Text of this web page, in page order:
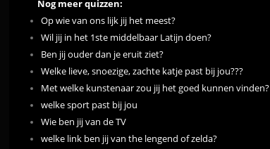
Nog meer quizzen:
Op wie van ons lijk jij het meest?
Wil jij in het 1ste middelbaar Latijn doen?
Ben jij ouder dan je eruit ziet?
Welke lieve, snoezige, zachte katje past bij jou???
Met welke kunstenaar zou jij het goed kunnen vinden?
welke sport past bij jou
Wie ben jij van de TV
welke link ben jij van the lengend of zelda?